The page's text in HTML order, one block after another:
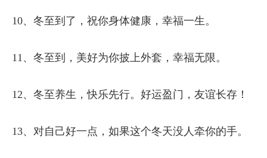
10、冬至到了，祝你身体健康，幸福一生。
11、冬至到，美好为你披上外套，幸福无限。
12、冬至养生，快乐先行。好运盈门，友谊长存！
13、对自己好一点，如果这个冬天没人牵你的手。